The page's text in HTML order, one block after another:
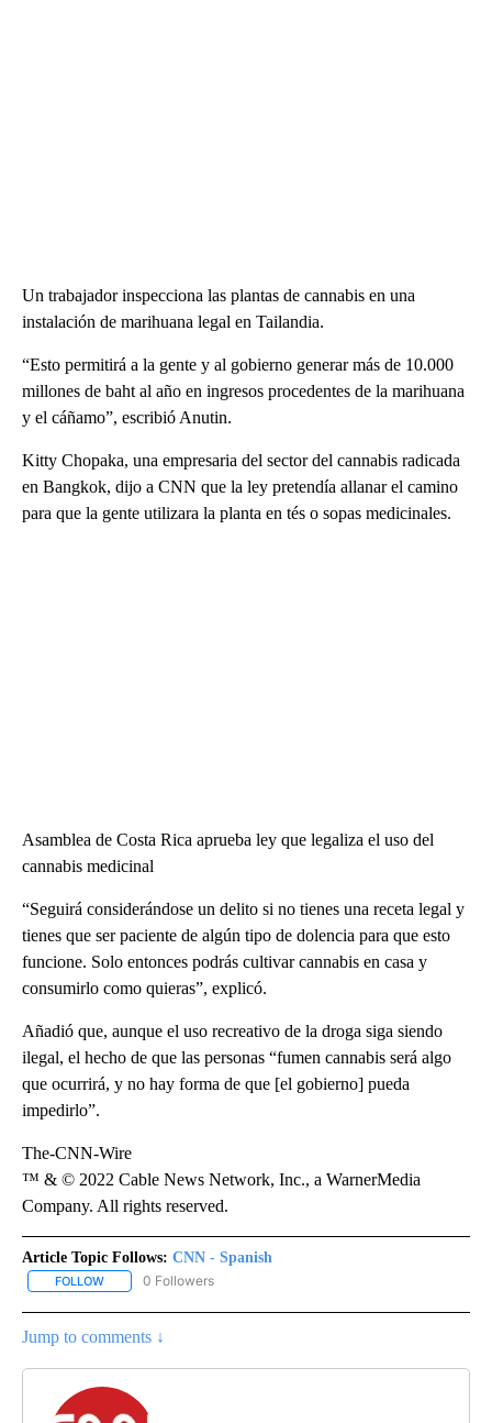
Un trabajador inspecciona las plantas de cannabis en una
instalación de marihuana legal en Tailandia.
“Esto permitirá a la gente y al gobierno generar más de 10.000
millones de baht al año en ingresos procedentes de la marihuana
y el cáñamo”, escribió Anutin.
Kitty Chopaka, una empresaria del sector del cannabis radicada
en Bangkok, dijo a CNN que la ley pretendía allanar el camino
para que la gente utilizara la planta en tés o sopas medicinales.
Asamblea de Costa Rica aprueba ley que legaliza el uso del
cannabis medicinal
“Seguirá considerándose un delito si no tienes una receta legal y
tienes que ser paciente de algún tipo de dolencia para que esto
funcione. Solo entonces podrás cultivar cannabis en casa y
consumirlo como quieras”, explicó.
Añadió que, aunque el uso recreativo de la droga siga siendo
ilegal, el hecho de que las personas “fumen cannabis será algo
que ocurrirá, y no hay forma de que [el gobierno] pueda
impedirlo”.
The-CNN-Wire
™ & © 2022 Cable News Network, Inc., a WarnerMedia
Company. All rights reserved.
Article Topic Follows: CNN - Spanish
FOLLOW FOLLOW "CNN - SPANISH" TO RECEIVE NOTIFICATIONS ABOUT
0 Followers
Jump to comments ↓